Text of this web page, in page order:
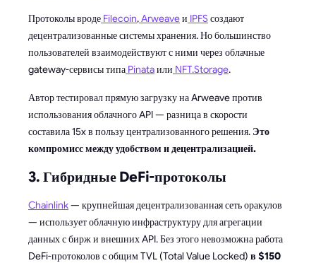
Протоколы вроде Filecoin,Arweaveи IPFSсоздают
децентрализованные системы хранения. Но большинство
пользователей взаимодействуют с ними через облачные
gateway-сервисы типа Pinataили NFT.Storage.
Автор тестировал прямую загрузку на Arweave против
использования облачного API — разница в скорости
составила 15x в пользу централизованного решения. Это
компромисс между удобством и децентрализацией.
3. Гибридные DeFi-протоколы
Chainlink— крупнейшая децентрализованная сеть оракулов
— использует облачную инфраструктуру для агрегации
данных с бирж и внешних API. Без этого невозможна работа
DeFi-протоколов с общим TVL (Total Value Locked) в $150